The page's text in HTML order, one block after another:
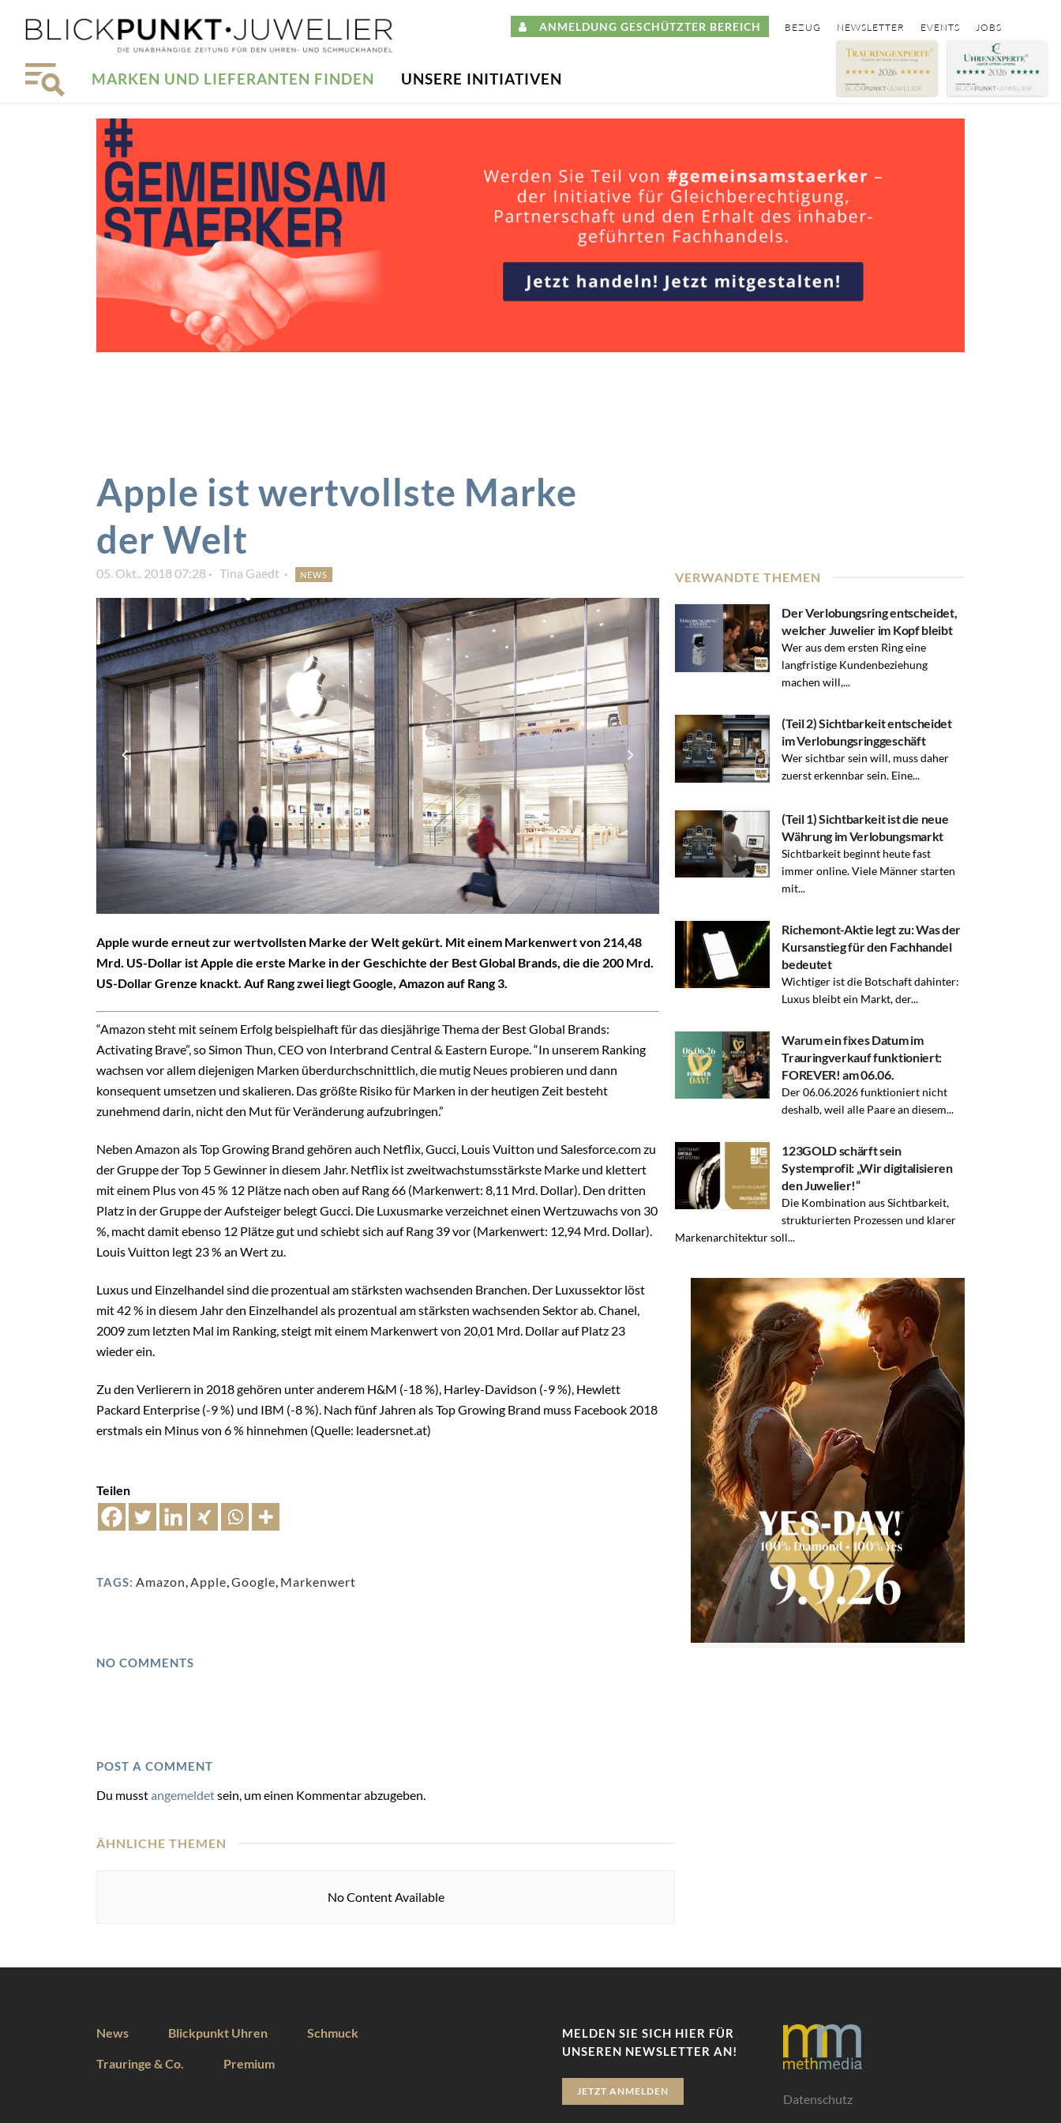
ANMELDUNG GESCHÜTZTER BEREICH BEZUG NEWSLETTER EVENTS JOBS
MARKEN UND LIEFERANTEN FINDEN UNSERE INITIATIVEN
Apple ist wertvollste Marke
der Welt
05. Okt.. 2018 07:28 Tina Gaedt NEWS
Apple wurde erneut zur wertvollsten Marke der Welt gekürt. Mit einem Markenwert von 214,48
Mrd. US-Dollar ist Apple die erste Marke in der Geschichte der Best Global Brands, die die 200 Mrd.
US-Dollar Grenze knackt. Auf Rang zwei liegt Google, Amazon auf Rang 3.
“Amazon steht mit seinem Erfolg beispielhaft für das diesjährige Thema der Best Global Brands:
Activating Brave”, so Simon Thun, CEO von Interbrand Central & Eastern Europe. “In unserem Ranking
wachsen vor allem diejenigen Marken überdurchschnittlich, die mutig Neues probieren und dann
konsequent umsetzen und skalieren. Das größte Risiko für Marken in der heutigen Zeit besteht
zunehmend darin, nicht den Mut für Veränderung aufzubringen.”
Neben Amazon als Top Growing Brand gehören auch Netflix, Gucci, Louis Vuitton und Salesforce.com zu
der Gruppe der Top 5 Gewinner in diesem Jahr. Netflix ist zweitwachstumsstärkste Marke und klettert
mit einem Plus von 45 % 12 Plätze nach oben auf Rang 66 (Markenwert: 8,11 Mrd. Dollar). Den dritten
Platz in der Gruppe der Aufsteiger belegt Gucci. Die Luxusmarke verzeichnet einen Wertzuwachs von 30
%, macht damit ebenso 12 Plätze gut und schiebt sich auf Rang 39 vor (Markenwert: 12,94 Mrd. Dollar).
Louis Vuitton legt 23 % an Wert zu.
Luxus und Einzelhandel sind die prozentual am stärksten wachsenden Branchen. Der Luxussektor löst
mit 42 % in diesem Jahr den Einzelhandel als prozentual am stärksten wachsenden Sektor ab. Chanel,
2009 zum letzten Mal im Ranking, steigt mit einem Markenwert von 20,01 Mrd. Dollar auf Platz 23
wieder ein.
Zu den Verlierern in 2018 gehören unter anderem H&M (-18 %), Harley-Davidson (-9 %), Hewlett
Packard Enterprise (-9 %) und IBM (-8 %). Nach fünf Jahren als Top Growing Brand muss Facebook 2018
erstmals ein Minus von 6 % hinnehmen (Quelle: leadersnet.at)
Teilen
TAGS: Amazon Apple Google Markenwert
NO COMMENTS
POST A COMMENT
Du musstangemeldetsein, um einen Kommentar abzugeben.
VERWANDTE THEMEN
Der Verlobungsring entscheidet,
welcher Juwelier im Kopf bleibt
Wer aus dem ersten Ring eine
langfristige Kundenbeziehung
machen will,...
(Teil 2) Sichtbarkeit entscheidet
im Verlobungsringgeschäft
Wer sichtbar sein will, muss daher
zuerst erkennbar sein. Eine...
(Teil 1) Sichtbarkeit ist die neue
Währung im Verlobungsmarkt
Sichtbarkeit beginnt heute fast
immer online. Viele Männer starten
mit...
Richemont-Aktie legt zu: Was der
Kursanstieg für den Fachhandel
bedeutet
Wichtiger ist die Botschaft dahinter:
Luxus bleibt ein Markt, der...
Warum ein fixes Datum im
Trauringverkauf funktioniert:
FOREVER! am 06.06.
Der 06.06.2026 funktioniert nicht
deshalb, weil alle Paare an diesem...
123GOLD schärft sein
Systemprofil: „Wir digitalisieren
den Juwelier!“
Die Kombination aus Sichtbarkeit,
strukturierten Prozessen und klarer
Markenarchitektur soll...
ÄHNLICHE THEMEN
No Content Available
News Blickpunkt Uhren Schmuck
Trauringe & Co. Premium
MELDEN SIE SICH HIER FÜR
UNSEREN NEWSLETTER AN!
JETZT ANMELDEN
Datenschutz